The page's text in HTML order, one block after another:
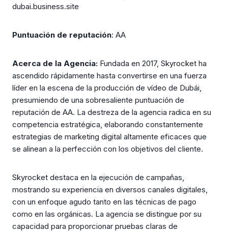
dubai.business.site
Puntuación de reputación: AA
Acerca de la Agencia: Fundada en 2017, Skyrocket ha
ascendido rápidamente hasta convertirse en una fuerza
líder en la escena de la producción de vídeo de Dubái,
presumiendo de una sobresaliente puntuación de
reputación de AA. La destreza de la agencia radica en su
competencia estratégica, elaborando constantemente
estrategias de marketing digital altamente eficaces que
se alinean a la perfección con los objetivos del cliente.
Skyrocket destaca en la ejecución de campañas,
mostrando su experiencia en diversos canales digitales,
con un enfoque agudo tanto en las técnicas de pago
como en las orgánicas. La agencia se distingue por su
capacidad para proporcionar pruebas claras de